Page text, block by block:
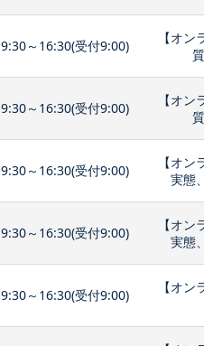
9:30～16:30(受付9:00)
【オ
9:30～16:30(受付9:00)
【オ
9:30～16:30(受付9:00)
【オ
実態
9:30～16:30(受付9:00)
【オ
実態
9:30～16:30(受付9:00)
【オ